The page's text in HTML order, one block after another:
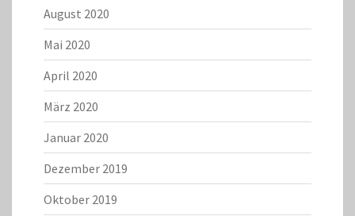
August 2020
Mai 2020
April 2020
März 2020
Januar 2020
Dezember 2019
Oktober 2019